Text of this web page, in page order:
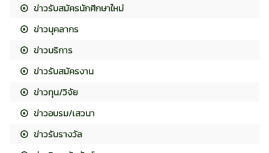
ข่าวรับสมัครนักศึกษาใหม่
ข่าวบุคลากร
ข่าวบริการ
ข่าวรับสมัครงาน
ข่าวทุน/วิจัย
ข่าวอบรม/เสวนา
ข่าวรับรางวัล